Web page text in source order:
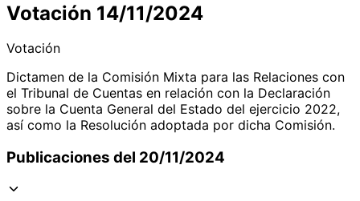
Votación 14/11/2024
Votación
Dictamen de la Comisión Mixta para las Relaciones con
el Tribunal de Cuentas en relación con la Declaración
sobre la Cuenta General del Estado del ejercicio 2022,
así como la Resolución adoptada por dicha Comisión.
Publicaciones del 20/11/2024